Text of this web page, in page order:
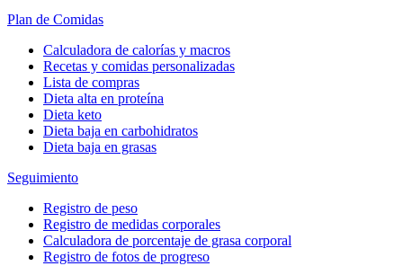
Plan de Comidas
Calculadora de calorías y macros
Recetas y comidas personalizadas
Lista de compras
Dieta alta en proteína
Dieta keto
Dieta baja en carbohidratos
Dieta baja en grasas
Seguimiento
Registro de peso
Registro de medidas corporales
Calculadora de porcentaje de grasa corporal
Registro de fotos de progreso